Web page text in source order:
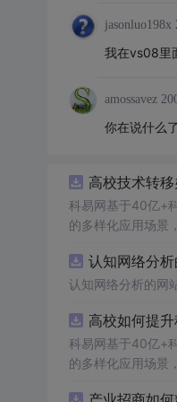
jasonluo198x
我在vs08里
amossavez
你在说什么
高校技术转
科易网基于40亿+
的多样化应用场景
认知网络分
认知网络分析的网
高校如何提
科易网基于40亿+
的多样化应用场景